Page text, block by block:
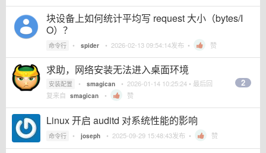
块设备上如何统计平均写 request 大小（bytes/I
O）？
命令行 • spider • 2026-02-13 09:54:14发布 • 赞
求助，网络安装无法进入桌面环境
安装配置 • smagican • 2026-01-14 10:25:24 • 最后回
复来自 smagican • 赞
2
Linux 开启 auditd 对系统性能的影响
命令行 • joseph • 2025-09-29 15:48:43发布 • 赞